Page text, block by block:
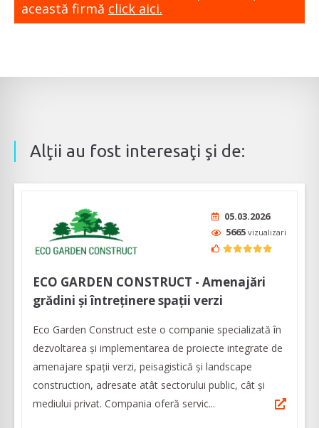
această firmă click aici.
Alţii au fost interesaţi şi de:
05.03.2026
5665 vizualizari
ECO GARDEN CONSTRUCT - Amenajări
grădini și întreținere spații verzi
Eco Garden Construct este o companie specializată în
dezvoltarea și implementarea de proiecte integrate de
amenajare spații verzi, peisagistică și landscape
construction, adresate atât sectorului public, cât și
mediului privat. Compania oferă servic...